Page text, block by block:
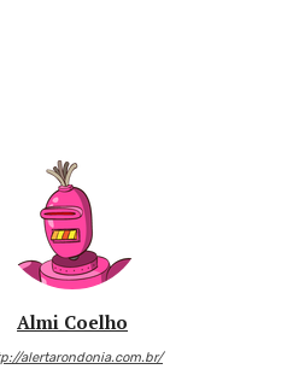
Almi Coelho
alertarondonia.com.br/